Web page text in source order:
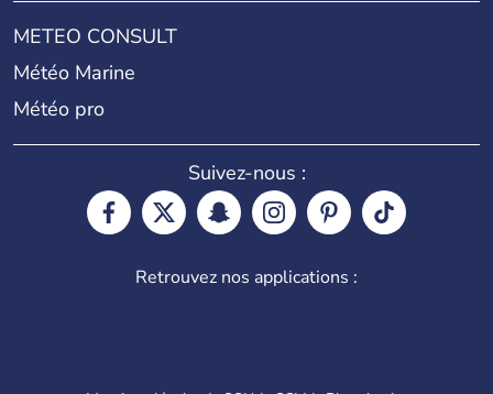
METEO CONSULT
Météo Marine
Météo pro
Suivez-nous :
Retrouvez nos applications :